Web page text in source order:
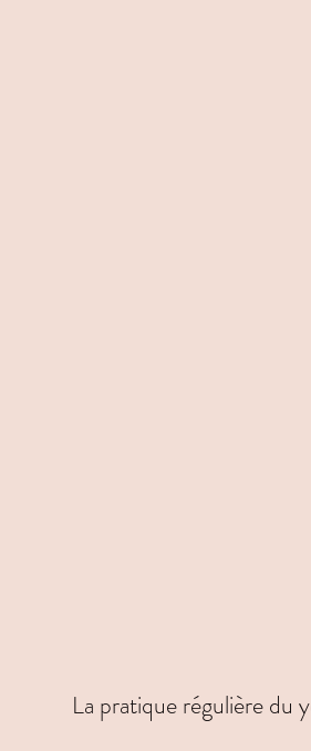
La pratique régulière du